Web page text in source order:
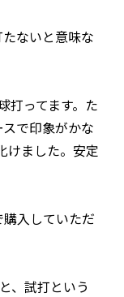
ないと意味な
打ってます。た
で印象がかな
けました。安定
入していただ
、試打という